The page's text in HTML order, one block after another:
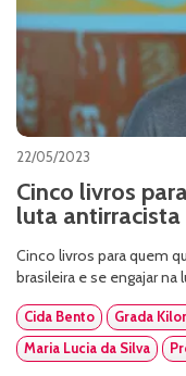
22/05/2023
Cinco livros
luta antirracista
Cinco livros para quem
brasileira e se engajar na
Cida Bento Grada
Maria Lucia da Silva